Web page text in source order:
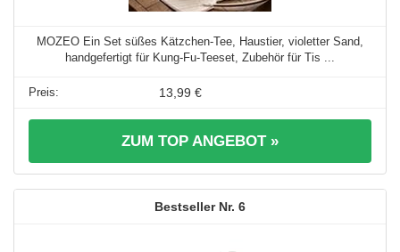
MOZEO Ein Set süßes Kätzchen-Tee, Haustier, violetter Sand,
handgefertigt für Kung-Fu-Teeset, Zubehör für Tis ...
13,99 €
ZUM TOP ANGEBOT »
6